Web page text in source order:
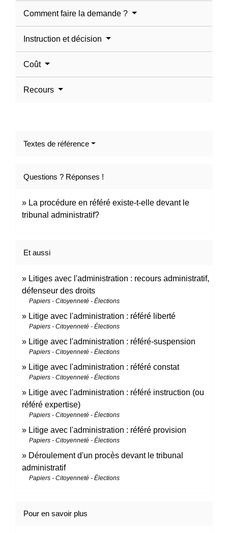
Comment faire la demande ?
Instruction et décision
Coût
Recours
Textes de référence
Questions ? Réponses !
La procédure en référé existe-t-elle devant le
tribunal administratif?
Et aussi
Litiges avec l'administration : recours administratif,
défenseur des droits
Papiers - Citoyenneté - Élections
Litige avec l'administration : référé liberté
Papiers - Citoyenneté - Élections
Litige avec l'administration : référé-suspension
Papiers - Citoyenneté - Élections
Litige avec l'administration : référé constat
Papiers - Citoyenneté - Élections
Litige avec l'administration : référé instruction (ou
référé expertise)
Papiers - Citoyenneté - Élections
Litige avec l'administration : référé provision
Papiers - Citoyenneté - Élections
Déroulement d'un procès devant le tribunal
administratif
Papiers - Citoyenneté - Élections
Pour en savoir plus